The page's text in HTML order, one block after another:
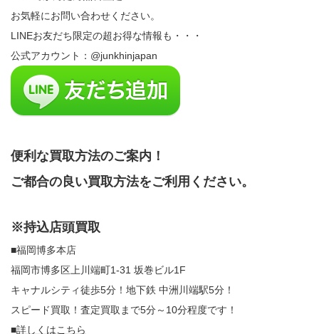
お気軽にお問い合わせください。
LINEお友だち限定の超お得な情報も・・・
公式アカウント：@junkhinjapan
便利な買取方法のご案内！
ご都合の良い買取方法をご利用ください。
※持込店頭買取
■福岡博多本店
福岡市博多区上川端町1-31 坂巻ビル1F
キャナルシティ徒歩5分！地下鉄 中洲川端駅5分！
スピード買取！査定買取まで5分～10分程度です！
■詳しくはこちら